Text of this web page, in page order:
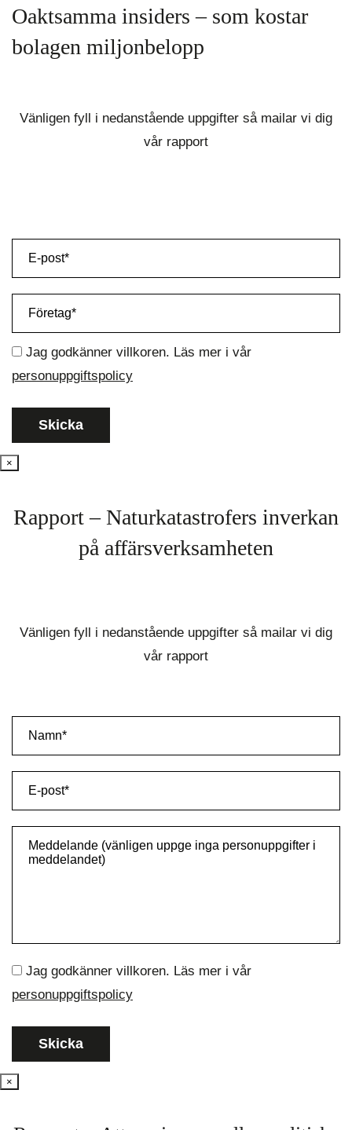
Oaktsamma insiders – som kostar
bolagen miljonbelopp
Vänligen fyll i nedanstående uppgifter så mailar vi dig
vår rapport
Jag godkänner villkoren. Läs mer i vår
personuppgiftspolicy
×
Rapport – Naturkatastrofers inverkan
på affärsverksamheten
Vänligen fyll i nedanstående uppgifter så mailar vi dig
vår rapport
Jag godkänner villkoren. Läs mer i vår
personuppgiftspolicy
×